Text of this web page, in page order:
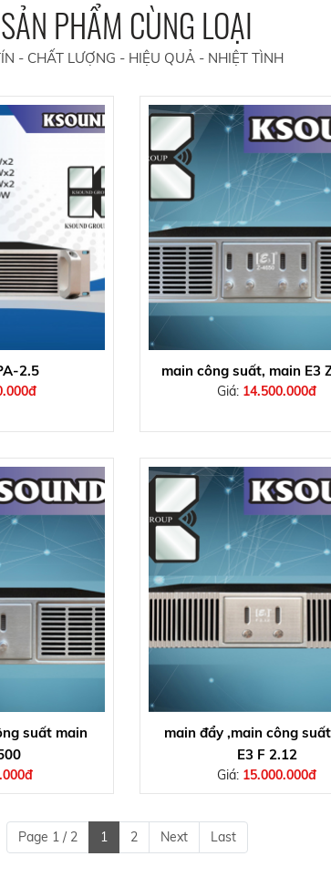
SẢN PHẨM CÙNG LOẠI
- CHẤT LƯỢNG - HIỆU QUẢ - NHIỆT TÌNH
2.5 main công suất, main E3
Giá: 14.500.000đ
suất main
main đẩy ,main công
E3 F 2.12
Giá: 15.000.000đ
Page 1 / 2 1 2 Next Last